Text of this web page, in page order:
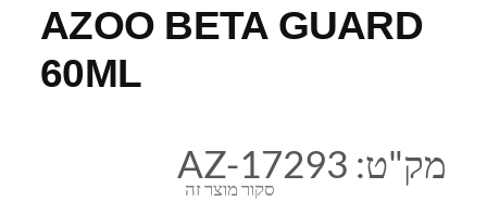
AZOO BETA GUARD
60ML
סקור מוצר זה
מק"ט: AZ-17293